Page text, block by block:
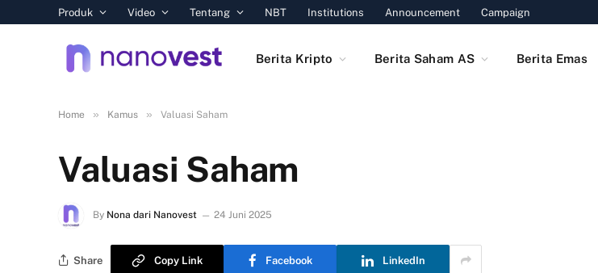
Produk Video Tentang NBT Institutions Announcement Campaign
Berita Kripto Berita Saham AS Berita Emas
Home » Kamus » Valuasi Saham
Valuasi Saham
By Nona dari Nanovest 24 Juni 2025
Share Copy Link Facebook LinkedIn